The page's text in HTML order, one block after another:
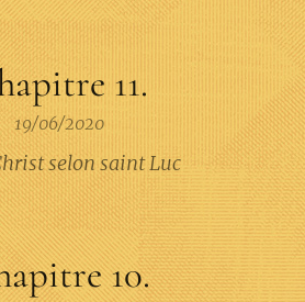
11.
19/06/2020
selon saint Luc
10.